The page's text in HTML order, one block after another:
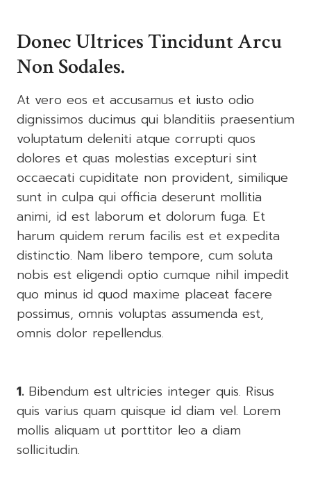
Donec Ultrices Tincidunt Arcu
Non Sodales.
At vero eos et accusamus et iusto odio
dignissimos ducimus qui blanditiis praesentium
voluptatum deleniti atque corrupti quos
dolores et quas molestias excepturi sint
occaecati cupiditate non provident, similique
sunt in culpa qui officia deserunt mollitia
animi, id est laborum et dolorum fuga. Et
harum quidem rerum facilis est et expedita
distinctio. Nam libero tempore, cum soluta
nobis est eligendi optio cumque nihil impedit
quo minus id quod maxime placeat facere
possimus, omnis voluptas assumenda est,
omnis dolor repellendus.
1. Bibendum est ultricies integer quis. Risus
quis varius quam quisque id diam vel. Lorem
mollis aliquam ut porttitor leo a diam
sollicitudin.